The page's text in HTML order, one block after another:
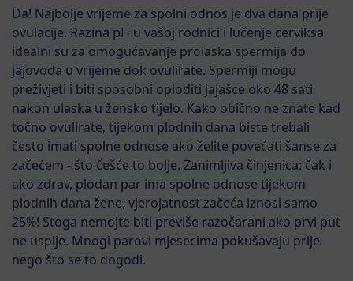
Da! Najbolje vrijeme za spolni odnos je dva dana prije
ovulacije. Razina pH u vašoj rodnici i lučenje cerviksa
idealni su za omogućavanje prolaska spermija do
jajovoda u vrijeme dok ovulirate. Spermiji mogu
preživjeti i biti sposobni oploditi jajašce oko 48 sati
nakon ulaska u žensko tijelo. Kako obično ne znate kad
točno ovulirate, tijekom plodnih dana biste trebali
često imati spolne odnose ako želite povećati šanse za
začećem - što češće to bolje. Zanimljiva činjenica: čak i
ako zdrav, plodan par ima spolne odnose tijekom
plodnih dana žene, vjerojatnost začeća iznosi samo
25%! Stoga nemojte biti previše razočarani ako prvi put
ne uspije. Mnogi parovi mjesecima pokušavaju prije
nego što se to dogodi.